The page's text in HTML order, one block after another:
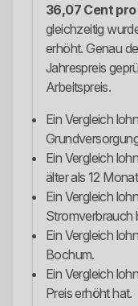
36,07 Cent
gleichzeitig
erhöht. Genau
Jahrespreis
Arbeitspreis.
Ein Vergleich
Ein Vergleich
älter als 12
Ein Vergleich
Stromverbrauch
Ein Vergleich
Bochum.
Ein Vergleich
Preis erhöht hat.